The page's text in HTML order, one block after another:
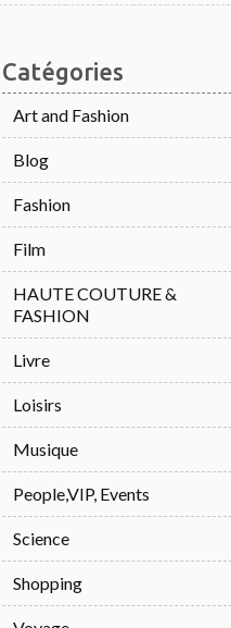
Catégories
Art and Fashion
Blog
Fashion
Film
HAUTE COUTURE &
FASHION
Livre
Loisirs
Musique
People,VIP, Events
Science
Shopping